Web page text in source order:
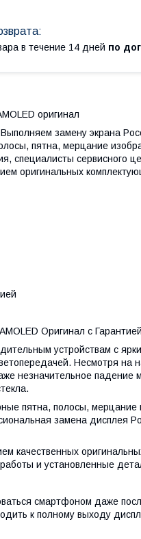
в течение 14 дней по
оригинал
замену экрана
пятна, мерцание
специалисты сервисного
оригинальных
Оригинал с Гарантией
устройствам с
Несмотря на
незначительное падение
пятна, полосы, мерцание
замена дисплея
качественных
и установленные
смартфоном даже
к полному выходу